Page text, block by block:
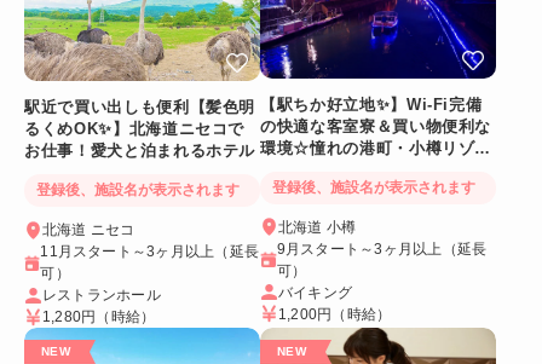
駅近で買い出しも便利【髪色明
るくめOK✨】北海道ニセコで
お仕事！愛犬と泊まれるホテル
登録後、施設名が表示されます
北海道 ニセコ
11月スタート～3ヶ月以上（延長
可）
レストランホール
1,280円
（時給）
【駅ちか好立地✨】Wi-Fi完備
の快適な客室寮＆買い物便利な
環境☆憧れの港町・小樽リゾー
登録後、施設名が表示されます
北海道 小樽
9月スタート～3ヶ月以上（延長
可）
バイキング
1,200円 （時給）